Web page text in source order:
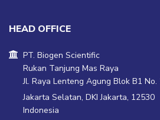
HEAD OFFICE
PT. Biogen Scientific
Rukan Tanjung Mas Raya
Jl. Raya Lenteng Agung Blok B1 No.
Jakarta Selatan, DKI Jakarta, 12530
Indonesia